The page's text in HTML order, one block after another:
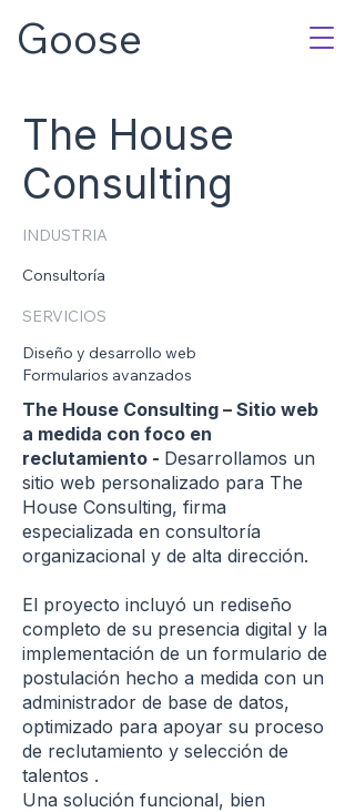
Goose
The House
Consulting
INDUSTRIA
Consultoría
SERVICIOS
Diseño y desarrollo web
Formularios avanzados
The House Consulting – Sitio web
a medida con foco en
reclutamiento - Desarrollamos un
sitio web personalizado para The
House Consulting, firma
especializada en consultoría
organizacional y de alta dirección.
El proyecto incluyó un rediseño
completo de su presencia digital y la
implementación de un formulario de
postulación hecho a medida con un
administrador de base de datos,
optimizado para apoyar su proceso
de reclutamiento y selección de
talentos .
Una solución funcional, bien